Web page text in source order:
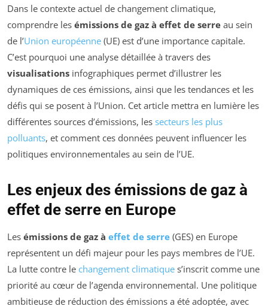
Dans le contexte actuel de changement climatique,
comprendre les émissions de gaz à effet de serre au sein
de l’Union européenne (UE) est d’une importance capitale.
C’est pourquoi une analyse détaillée à travers des
visualisations infographiques permet d’illustrer les
dynamiques de ces émissions, ainsi que les tendances et les
défis qui se posent à l’Union. Cet article mettra en lumière les
différentes sources d’émissions, les secteurs les plus
polluants, et comment ces données peuvent influencer les
politiques environnementales au sein de l’UE.
Les enjeux des émissions de gaz à
effet de serre en Europe
Les émissions de gaz à effet de serre (GES) en Europe
représentent un défi majeur pour les pays membres de l’UE.
La lutte contre le changement climatique s’inscrit comme une
priorité au cœur de l’agenda environnemental. Une politique
ambitieuse de réduction des émissions a été adoptée, avec